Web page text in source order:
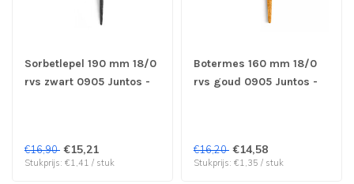
Sorbetlepel 190 mm 18/0
rvs zwart 0905 Juntos -
€16,90 €15,21
Stukprijs: €1,41 / stuk
Botermes 160 mm 18/0
rvs goud 0905 Juntos -
€16,20 €14,58
Stukprijs: €1,35 / stuk